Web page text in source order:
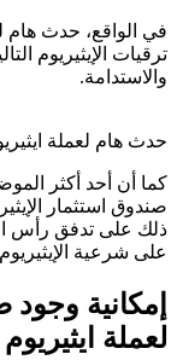
في الواقع، حدث هام
ترقيات الإيثيريوم
والاستدامة.
حدث هام لعملة
كما أن أحد أكثر
صندوق استثمار
ذلك على تدفق رأس
على شرعية
إمكانية
لعملة ايثيريوم